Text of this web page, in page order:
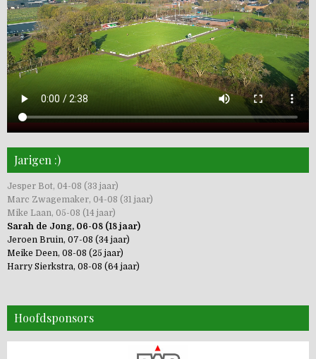
Jarigen :)
Jesper Bot, 04-08 (33 jaar)
Marc Zwagemaker, 04-08 (31 jaar)
Mike Laan, 05-08 (14 jaar)
Sarah de Jong, 06-08 (18 jaar)
Jeroen Bruin, 07-08 (34 jaar)
Meike Deen, 08-08 (25 jaar)
Harry Sierkstra, 08-08 (64 jaar)
Hoofdsponsors